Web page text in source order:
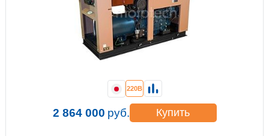
220В
2 864 000 руб. Купить